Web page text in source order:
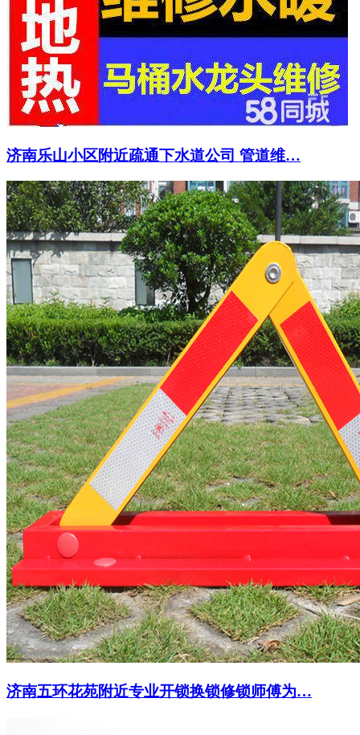
济南乐山小区附近疏通下水道公司 管道维…
济南五环花苑附近专业开锁换锁修锁师傅为…